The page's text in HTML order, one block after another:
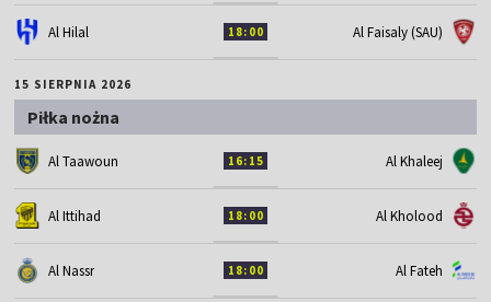
Al Hilal 18:00 Al Faisaly (SAU)
15 SIERPNIA 2026
Piłka nożna
Al Taawoun 16:15 Al Khaleej
Al Ittihad 18:00 Al Kholood
Al Nassr 18:00 Al Fateh